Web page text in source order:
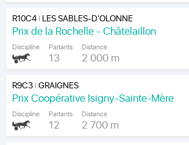
R10C4| LES SABLES-D'OLONNE
Prix de la Rochelle - Châtelaillon
Discipline Partants
13
Distance
2 000 m
R9C3|GRAIGNES
Prix Coopérative Isigny-Sainte-Mère
Discipline Partants
12
Distance
2 700 m